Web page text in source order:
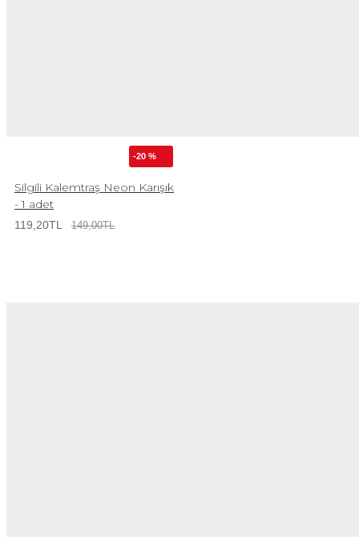
-20 %
Silgili Kalemtraş Neon Karışık
- 1 adet
119,20TL 149,00TL